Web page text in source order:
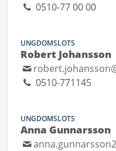
0510-77 00 00
UNGDOMSLOTS
Robert Johansson
0510-771145
UNGDOMSLOTS
Anna Gunnarsson